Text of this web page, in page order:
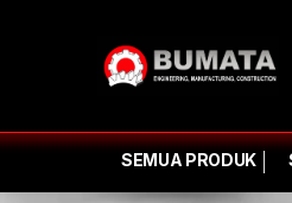
SEMUA PRODUK